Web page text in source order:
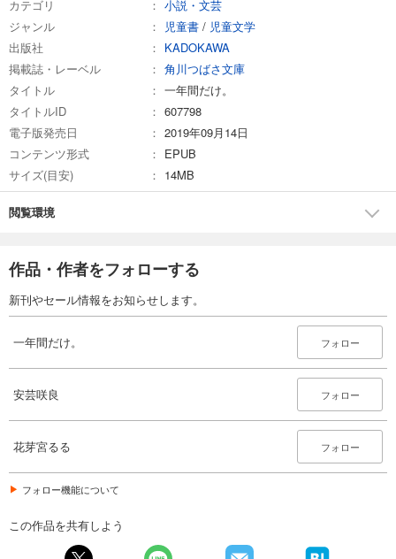
カテゴリ
小説・文芸
ジャンル
児童書 / 児童文学
出版社
KADOKAWA
掲載誌・レーベル
角川つばさ文庫
タイトル
一年間だけ。
タイトルID
607798
電子版発売日
2019年09月14日
コンテンツ形式
EPUB
サイズ(目安)
14MB
閲覧環境
作品・作者をフォローする
新刊やセール情報をお知らせします。
一年間だけ。 フォロー
安芸咲良 フォロー
花芽宮るる フォロー
フォロー機能について
この作品を共有しよう